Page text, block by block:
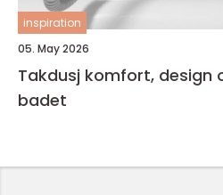
inspiration
05. May 2026
Takdusj komfort, design og smarte valg på
badet